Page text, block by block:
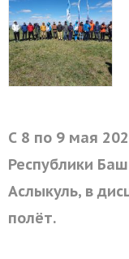
С 8 по 9 мая
Республики
Аслыкуль, в
полёт.